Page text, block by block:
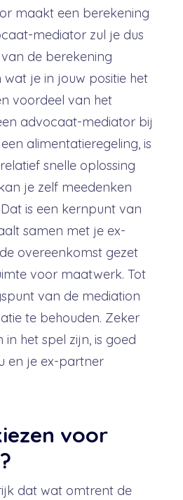
maakt een berekening
mediator zul je dus
de berekening
wat je in jouw positie het
voordeel van het
advocaat-mediator bij
alimentatieregeling, is
snelle oplossing
je zelf meedenken
is een kernpunt van
samen met je ex-
overeenkomst gezet
voor maatwerk. Tot
van de mediation
te behouden. Zeker
het spel zijn, is goed
en je ex-partner
voor
dat wat omtrent de